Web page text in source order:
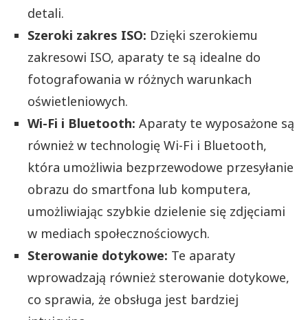
detali.
Szeroki zakres ISO: Dzięki szerokiemu
zakresowi ISO, aparaty te są idealne do
fotografowania w różnych warunkach
oświetleniowych.
Wi-Fi i Bluetooth: Aparaty te wyposażone są
również w technologię Wi-Fi i Bluetooth,
która umożliwia bezprzewodowe przesyłanie
obrazu do smartfona lub komputera,
umożliwiając szybkie dzielenie się zdjęciami
w mediach społecznościowych.
Sterowanie dotykowe: Te aparaty
wprowadzają również sterowanie dotykowe,
co sprawia, że obsługa jest bardziej